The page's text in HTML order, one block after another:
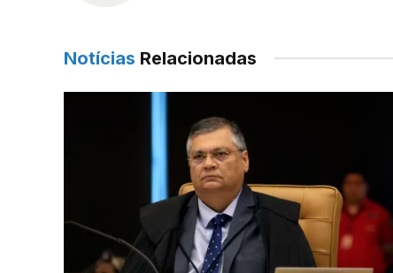
Notícias Relacionadas